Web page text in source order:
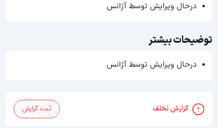
درحال ویرایش توسط آژانس
توضیحات بیشتر
درحال ویرایش توسط آژانس
گزارش تخلف ثبت گزارش